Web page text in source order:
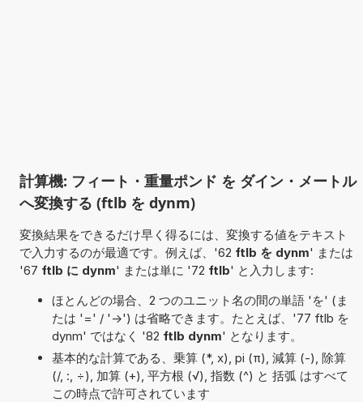
計算機: フィート・重量ポンド を ダイン・メートル
へ変換する (ftlb を dynm)
変換結果をできるだけ早く得るには、変換する値をテキスト
で入力するのが最適です。例えば、'62 ftlb を dynm' または
'67 ftlb に dynm' または単に '72 ftlb' と入力します:
ほとんどの場合、2 つのユニット名の間の単語 'を' (ま
たは '=' / '->') は省略できます。たとえば、'77 ftlb を
dynm' ではなく '82 ftlb dynm' となります。
基本的な計算である、乗算 (*, x), pi (π), 減算 (-), 除算
(/, :, ÷), 加算 (+), 平方根 (√), 指数 (^) と 括弧 はすべて
この時点で許可されています